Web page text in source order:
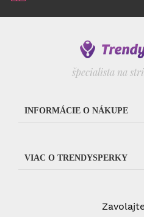
špecialista na
INFORMÁCIE O NÁKUPE
VIAC O TRENDYSPERKY